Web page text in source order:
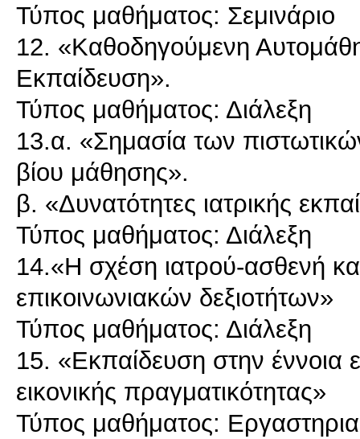
Τύπος μαθήματος: Σεμινάριο
12. «Καθοδηγούμενη
Εκπαίδευση».
Τύπος μαθήματος: Διάλεξη
13.α. «Σημασία των
βίου μάθησης».
β. «Δυνατότητες ιατρικής
Τύπος μαθήματος: Διάλεξη
14.«H σχέση ιατρού-ασθενή
επικοινωνιακών δεξιοτήτων»
Τύπος μαθήματος: Διάλεξη
15. «Εκπαίδευση στην
εικονικής πραγματικότητας»
Τύπος μαθήματος: